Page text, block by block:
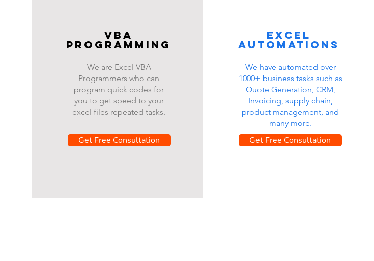
VBA
programming
We are Excel VBA
Programmers who can
program quick codes for
you to get speed to your
excel files repeated tasks.
Get Free Consultation
Excel
automations
We have automated over
1000+ business tasks such as
Quote Generation, CRM,
Invoicing, supply chain,
product management, and
many more.
Get Free Consultation